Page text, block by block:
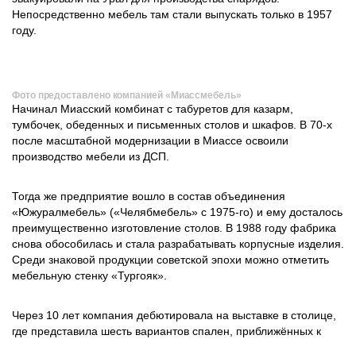
Непосредственно мебель там стали выпускать только в 1957
году.
Фото предоставлено компанией «Миассмебель»
Начинал Миасский комбинат с табуретов для казарм,
тумбочек, обеденных и письменных столов и шкафов. В 70-х
после масштабной модернизации в Миассе освоили
производство мебели из ДСП.
Тогда же предприятие вошло в состав объединения
«Южуралмебель» («Челябмебель» с 1975-го) и ему досталось
преимущественно изготовление столов. В 1988 году фабрика
снова обособилась и стала разрабатывать корпусные изделия.
Среди знаковой продукции советской эпохи можно отметить
мебельную стенку «Тургояк».
Через 10 лет компания дебютировала на выставке в столице,
где представила шесть вариантов спален, приближённых к